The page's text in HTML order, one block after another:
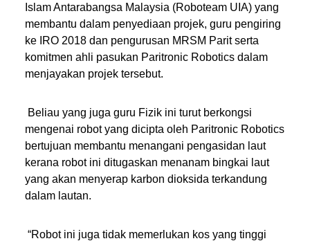
Islam Antarabangsa Malaysia (Roboteam UIA) yang
membantu dalam penyediaan projek, guru pengiring
ke IRO 2018 dan pengurusan MRSM Parit serta
komitmen ahli pasukan Paritronic Robotics dalam
menjayakan projek tersebut.
Beliau yang juga guru Fizik ini turut berkongsi
mengenai robot yang dicipta oleh Paritronic Robotics
bertujuan membantu menangani pengasidan laut
kerana robot ini ditugaskan menanam bingkai laut
yang akan menyerap karbon dioksida terkandung
dalam lautan.
“Robot ini juga tidak memerlukan kos yang tinggi